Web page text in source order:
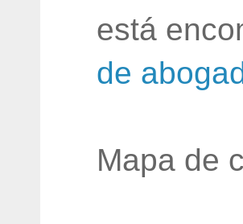
está
de
Mapa de